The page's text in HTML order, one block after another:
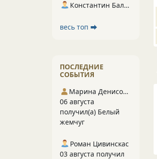
Константин Балухта
весь топ ⮕
ПОСЛЕДНИЕ
СОБЫТИЯ
Марина Денисова 5
06 августа
получил(а) Белый
жемчуг
Роман Цивинскас
03 августа получил